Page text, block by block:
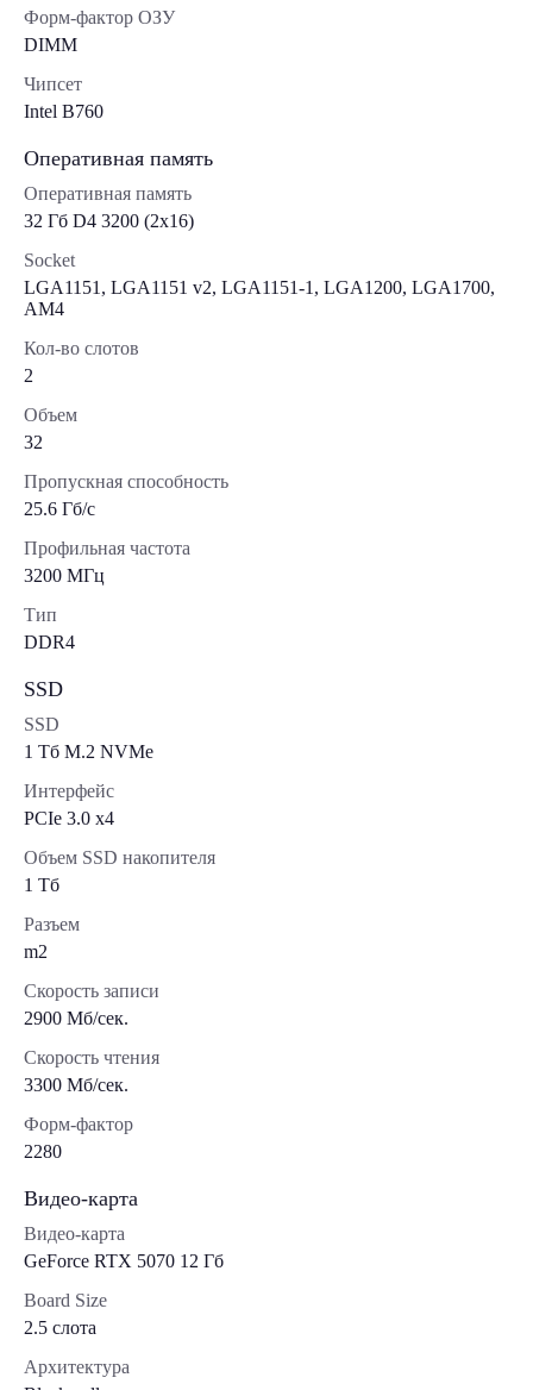
Форм-фактор ОЗУ
DIMM
Чипсет
Intel B760
Оперативная память
Оперативная память
32 Гб D4 3200 (2x16)
Socket
LGA1151, LGA1151 v2, LGA1151-1, LGA1200, LGA1700,
AM4
Кол-во слотов
2
Объем
32
Пропускная способность
25.6 Гб/с
Профильная частота
3200 МГц
Тип
DDR4
SSD
SSD
1 Tб M.2 NVMe
Интерфейс
PCIe 3.0 x4
Объем SSD накопителя
1 Тб
Разъем
m2
Скорость записи
2900 Мб/сек.
Скорость чтения
3300 Мб/сек.
Форм-фактор
2280
Видео-карта
Видео-карта
GeForce RTX 5070 12 Гб
Board Size
2.5 слота
Архитектура